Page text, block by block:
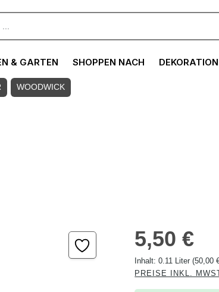
& GARTEN SHOPPEN NACH DEKORATION
WOODWICK
5,50 €
Inhalt:0.11 Liter(50,00
PREISE INKL.